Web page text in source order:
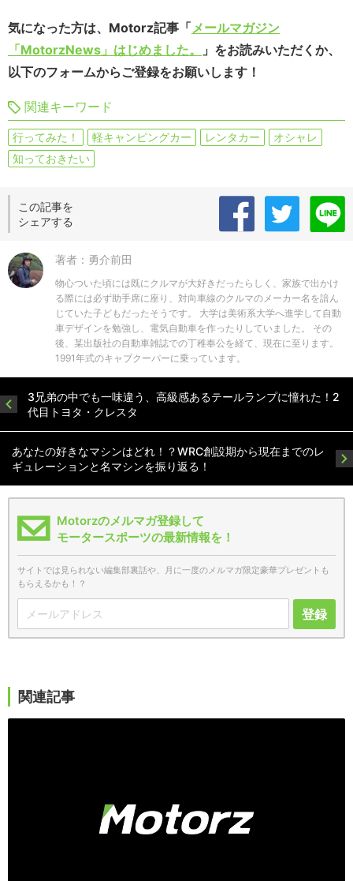
気になった方は、Motorz記事「メールマガジン
「MotorzNews」はじめました。
」をお読みいただくか、
以下のフォームからご登録をお願いします！
関連キーワード
行ってみた！ 軽キャンピングカー レンタカー
オシャレ
知っておきたい
この記事を
シェアする
著者：勇介前田
物心ついた頃には既にクルマが大好きだったらしく、家族で出かけ
る際には必ず助手席に座り、対向車線のクルマのメーカー名を諳ん
じていた子どもだったそうです。 大学は美術系大学へ進学して自動
車デザインを勉強し、電気自動車を作ったりしていました。 その
後、某出版社の自動車雑誌での丁稚奉公を経て、現在に至ります。
1991年式のキャブクーパーに乗っています。
3兄弟の中でも一味違う、高級感あるテールランプに憧れた！2
代目トヨタ・クレスタ
あなたの好きなマシンはどれ！？WRC創設期から現在までのレ
ギュレーションと名マシンを振り返る！
Motorzのメルマガ登録して
モータースポーツの最新情報を！
サイトでは見られない編集部裏話や、月に一度のメルマガ限定豪華プレゼントも
もらえるかも！？
登録
関連記事